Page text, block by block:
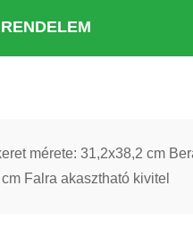
mérete: 31,2x38,2 cm
Falra akasztható kivitel